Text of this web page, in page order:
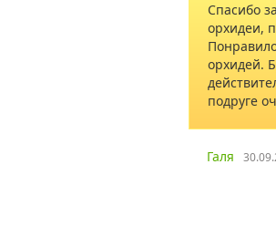
орхидеи, попала на ваш сайт.
Понравилось сочетание роз и